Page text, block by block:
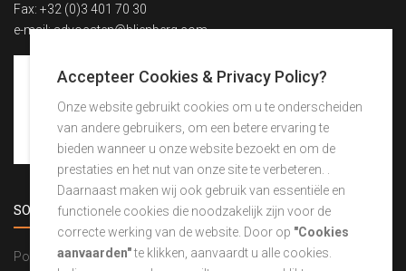
Fax: +32 (0)3 401 70 30
e-mail:advocaten@blienberg.com
SOCIAL NIEUWS
Powered by Curator.io
Accepteer Cookies & Privacy Policy?
Onze website gebruikt cookies om u te onderscheiden
van andere gebruikers, om een betere ervaring te
bieden wanneer u onze website bezoekt en om de
prestaties en het nut van onze site te verbeteren. .
Daarnaast maken wij ook gebruik van essentiële en
functionele cookies die noodzakelijk zijn voor de
correcte werking van de website. Door op "Cookies
aanvaarden"te klikken, aanvaardt u alle cookies.